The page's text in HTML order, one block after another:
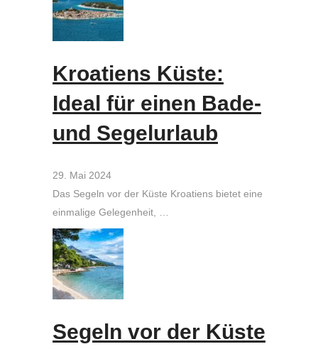
Kroatiens Küste:
Ideal für einen Bade-
und Segelurlaub
29. Mai 2024
Das Segeln vor der Küste Kroatiens bietet eine
einmalige Gelegenheit, …
Segeln vor der Küste